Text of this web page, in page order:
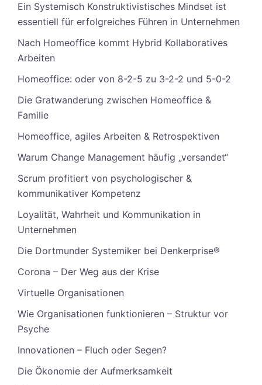
Ein Systemisch Konstruktivistisches Mindset ist
essentiell für erfolgreiches Führen in Unternehmen
Nach Homeoffice kommt Hybrid Kollaboratives
Arbeiten
Homeoffice: oder von 8-2-5 zu 3-2-2 und 5-0-2
Die Gratwanderung zwischen Homeoffice &
Familie
Homeoffice, agiles Arbeiten & Retrospektiven
Warum Change Management häufig „versandet“
Scrum profitiert von psychologischer &
kommunikativer Kompetenz
Loyalität, Wahrheit und Kommunikation in
Unternehmen
Die Dortmunder Systemiker bei Denkerprise®
Corona – Der Weg aus der Krise
Virtuelle Organisationen
Wie Organisationen funktionieren – Struktur vor
Psyche
Innovationen – Fluch oder Segen?
Die Ökonomie der Aufmerksamkeit